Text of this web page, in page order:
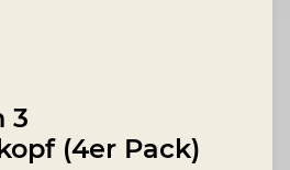
3
(4er Pack)